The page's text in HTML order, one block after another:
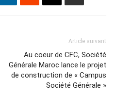
Article suivant
Au coeur de CFC, Société
Générale Maroc lance le projet
de construction de « Campus
Société Générale »